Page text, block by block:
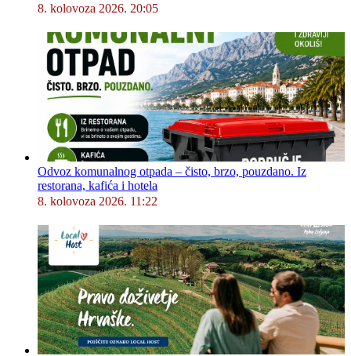
8. kolovoza 2026. 20:05
Odvoz komunalnog otpada – čisto, brzo, pouzdano. Iz
restorana, kafića i hotela
8. kolovoza 2026. 11:22